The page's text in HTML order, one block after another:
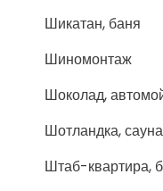
Шикатан, баня
Шиномонтаж
Шоколад,
Шотландка, сауна
Штаб-квартира,